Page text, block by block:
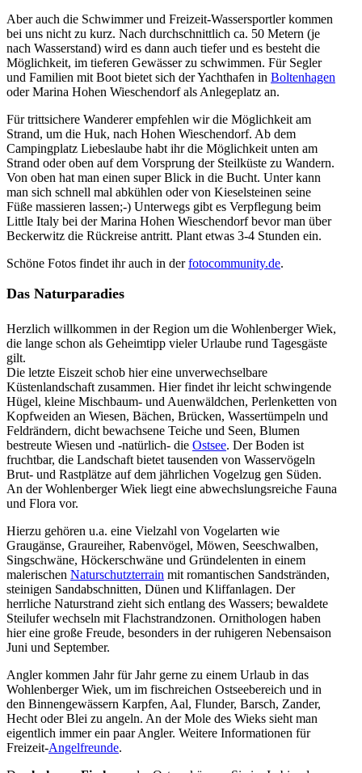
Aber auch die Schwimmer und Freizeit-Wassersportler kommen
bei uns nicht zu kurz. Nach durchschnittlich ca. 50 Metern (je
nach Wasserstand) wird es dann auch tiefer und es besteht die
Möglichkeit, im tieferen Gewässer zu schwimmen. Für Segler
und Familien mit Boot bietet sich der Yachthafen in Boltenhagen
oder Marina Hohen Wieschendorf als Anlegeplatz an.
Für trittsichere Wanderer empfehlen wir die Möglichkeit am
Strand, um die Huk, nach Hohen Wieschendorf. Ab dem
Campingplatz Liebeslaube habt ihr die Möglichkeit unten am
Strand oder oben auf dem Vorsprung der Steilküste zu Wandern.
Von oben hat man einen super Blick in die Bucht. Unter kann
man sich schnell mal abkühlen oder von Kieselsteinen seine
Füße massieren lassen;-) Unterwegs gibt es Verpflegung beim
Little Italy bei der Marina Hohen Wieschendorf bevor man über
Beckerwitz die Rückreise antritt. Plant etwas 3-4 Stunden ein.
Schöne Fotos findet ihr auch in derfotocommunity.de.
Das Naturparadies
Herzlich willkommen in der Region um die Wohlenberger Wiek,
die lange schon als Geheimtipp vieler Urlaube rund Tagesgäste
gilt.
Die letzte Eiszeit schob hier eine unverwechselbare
Küstenlandschaft zusammen. Hier findet ihr leicht schwingende
Hügel, kleine Mischbaum- und Auenwäldchen, Perlenketten von
Kopfweiden an Wiesen, Bächen, Brücken, Wassertümpeln und
Feldrändern, dicht bewachsene Teiche und Seen, Blumen
bestreute Wiesen und -natürlich- die Ostsee. Der Boden ist
fruchtbar, die Landschaft bietet tausenden von Wasservögeln
Brut- und Rastplätze auf dem jährlichen Vogelzug gen Süden.
An der Wohlenberger Wiek liegt eine abwechslungsreiche Fauna
und Flora vor.
Hierzu gehören u.a. eine Vielzahl von Vogelarten wie
Graugänse, Graureiher, Rabenvögel, Möwen, Seeschwalben,
Singschwäne, Höckerschwäne und Gründelenten in einem
malerischen Naturschutzterrain mit romantischen Sandstränden,
steinigen Sandabschnitten, Dünen und Kliffanlagen. Der
herrliche Naturstrand zieht sich entlang des Wassers; bewaldete
Steilufer wechseln mit Flachstrandzonen. Ornithologen haben
hier eine große Freude, besonders in der ruhigeren Nebensaison
Juni und September.
Angler kommen Jahr für Jahr gerne zu einem Urlaub in das
Wohlenberger Wiek, um im fischreichen Ostseebereich und in
den Binnengewässern Karpfen, Aal, Flunder, Barsch, Zander,
Hecht oder Blei zu angeln. An der Mole des Wieks sieht man
eigentlich immer ein paar Angler. Weitere Informationen für
Freizeit-Angelfreunde.